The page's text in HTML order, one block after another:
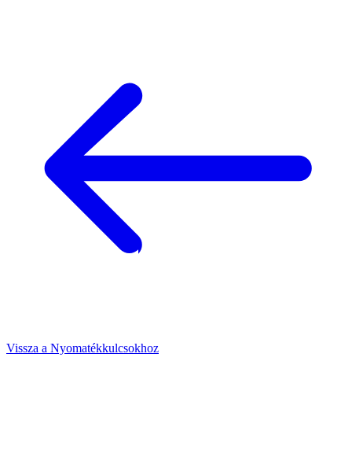
Vissza a Nyomatékkulcsokhoz